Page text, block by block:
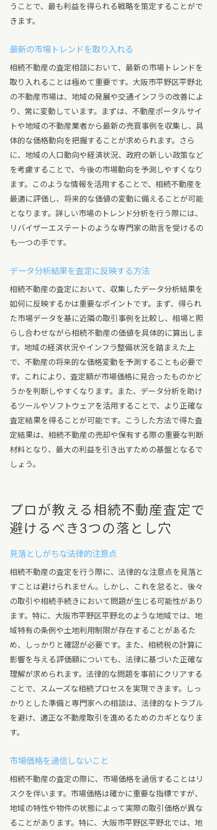
うことで、最も利益を得られる戦略を策定することがで
きます。
最新の市場トレンドを取り入れる
相続不動産の査定相談において、最新の市場トレンドを
取り入れることは極めて重要です。大阪市平野区平野北
の不動産市場は、地域の発展や交通インフラの改善によ
り、常に変動しています。まずは、不動産ポータルサイ
トや地域の不動産業者から最新の売買事例を収集し、具
体的な価格動向を把握することが求められます。さら
に、地域の人口動向や経済状況、政府の新しい政策など
を考慮することで、今後の市場動向を予測しやすくなり
ます。このような情報を活用することで、相続不動産を
最適に評価し、将来的な価値の変動に備えることが可能
となります。詳しい市場のトレンド分析を行う際には、
リバイザーエステートのような専門家の助言を受けるの
も一つの手です。
データ分析結果を査定に反映する方法
相続不動産の査定において、収集したデータ分析結果を
如何に反映するかは重要なポイントです。まず、得られ
た市場データを基に近隣の取引事例を比較し、相場と照
らし合わせながら相続不動産の価値を具体的に算出しま
す。地域の経済状況やインフラ整備状況を踏まえた上
で、不動産の将来的な価格変動を予測することも必要で
す。これにより、査定額が市場価格に見合ったものかど
うかを判断しやすくなります。また、データ分析を助け
るツールやソフトウェアを活用することで、より正確な
査定結果を得ることが可能です。こうした方法で得た査
定結果は、相続不動産の売却や保有する際の重要な判断
材料となり、最大の利益を引き出すための基盤となるで
しょう。
プロが教える相続不動産査定で
避けるべき3つの落とし穴
見落としがちな法律的注意点
相続不動産の査定を行う際に、法律的な注意点を見落と
すことは避けられません。しかし、これを怠ると、後々
の取引や相続手続きにおいて問題が生じる可能性があり
ます。特に、大阪市平野区平野北のような地域では、地
域特有の条例や土地利用制限が存在することがあるた
め、しっかりと確認が必要です。また、相続税の計算に
影響を与える評価額についても、法律に基づいた正確な
理解が求められます。法律的な問題を事前にクリアする
ことで、スムーズな相続プロセスを実現できます。しっ
かりとした準備と専門家への相談は、法律的なトラブル
を避け、適正な不動産取引を進めるためのカギとなりま
す。
市場価格を過信しないこと
相続不動産の査定の際に、市場価格を過信することはリ
スクを伴います。市場価格は確かに重要な指標ですが、
地域の特性や物件の状態によって実際の取引価格が異な
ることがあります。特に、大阪市平野区平野北では、地